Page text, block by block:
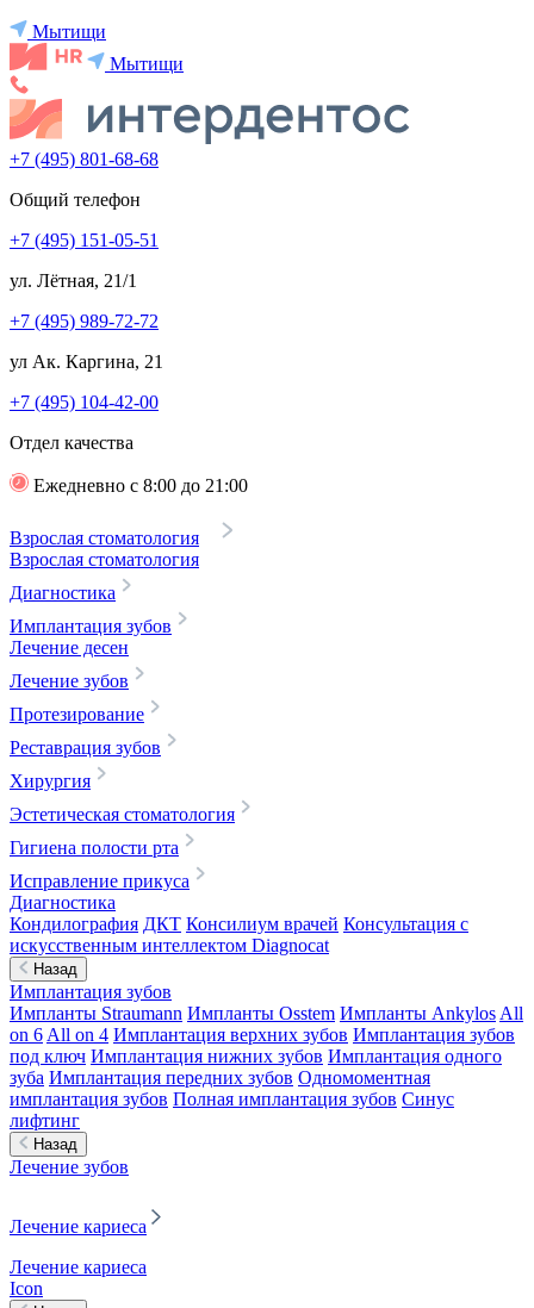
Мытищи
Мытищи
+7 (495) 801-68-68
Общий телефон
+7 (495) 151-05-51
ул. Лётная, 21/1
+7 (495) 989-72-72
ул Ак. Каргина, 21
+7 (495) 104-42-00
Отдел качества
Ежедневно с 8:00 до 21:00
Взрослая стоматология
Взрослая стоматология
Диагностика
Имплантация зубов
Лечение десен
Лечение зубов
Протезирование
Реставрация зубов
Хирургия
Эстетическая стоматология
Гигиена полости рта
Исправление прикуса
Диагностика
Кондилография ДКТ Консилиум врачей Консультация с
искусственным интеллектом Diagnocat
Назад
Имплантация зубов
Импланты Straumann Импланты Osstem Импланты Ankylos All
on 6 All on 4 Имплантация верхних зубов Имплантация зубов
под ключ Имплантация нижних зубов Имплантация одного
зуба Имплантация передних зубов Одномоментная
имплантация зубов Полная имплантация зубов Синус
лифтинг
Назад
Лечение зубов
Лечение кариеса
Лечение кариеса
Icon